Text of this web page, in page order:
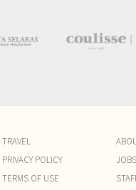
TRAVEL
PRIVACY POLICY
TERMS OF USE
JOBS